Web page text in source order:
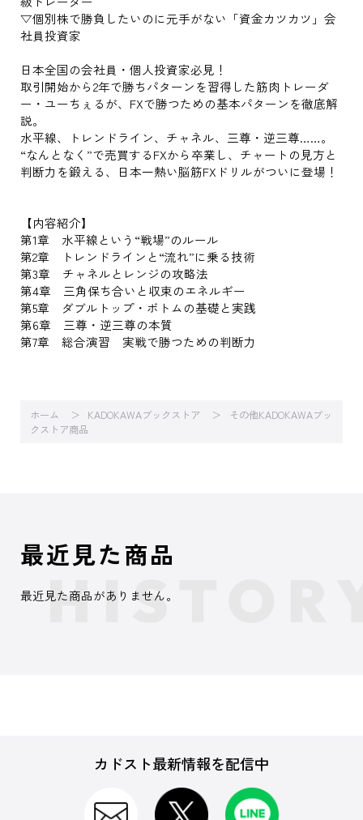
▽個別株で勝負したいのに元手がない「資金カツカツ」会
社員投資家
日本全国の会社員・個人投資家必見！
取引開始から2年で勝ちパターンを習得した筋肉トレーダ
ー・ユーちぇるが、FXで勝つための基本パターンを徹底解
説。
水平線、トレンドライン、チャネル、三尊・逆三尊……。
“なんとなく”で売買するFXから卒業し、チャートの見方と
判断力を鍛える、日本一熱い脳筋FXドリルがついに登場！
【内容紹介】
第1章 水平線という“戦場”のルール
第2章 トレンドラインと“流れ”に乗る技術
第3章 チャネルとレンジの攻略法
第4章 三角保ち合いと収束のエネルギー
第5章 ダブルトップ・ボトムの基礎と実践
第6章 三尊・逆三尊の本質
第7章 総合演習 実戦で勝つための判断力
ホーム KADOKAWAブックストア
その他KADOKAWAブッ
クストア商品
最近見た商品
最近見た商品がありません。
カドスト最新情報を配信中